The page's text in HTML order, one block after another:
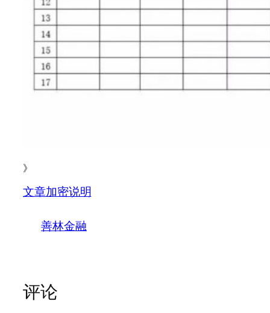
》
文章加密说明
善林金融
评论